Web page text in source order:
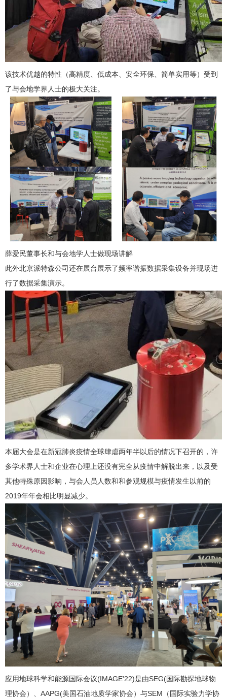
该技术优越的特性（高精度、低成本、安全环保、简单实用等）受到
了与会地学界人士的极大关注。
薛爱民董事长和与会地学人士做现场讲解
此外北京派特森公司还在展台展示了频率谐振数据采集设备并现场进
行了数据采集演示。
本届大会是在新冠肺炎疫情全球肆虐两年半以后的情况下召开的，许
多学术界人士和企业在心理上还没有完全从疫情中解脱出来，以及受
其他特殊原因影响，与会人员人数和和参观规模与疫情发生以前的
2019年年会相比明显减少。
应用地球科学和能源国际会议(IMAGE'22)是由SEG(国际勘探地球物
理协会）、AAPG(美国石油地质学家协会）与SEM（国际实验力学协